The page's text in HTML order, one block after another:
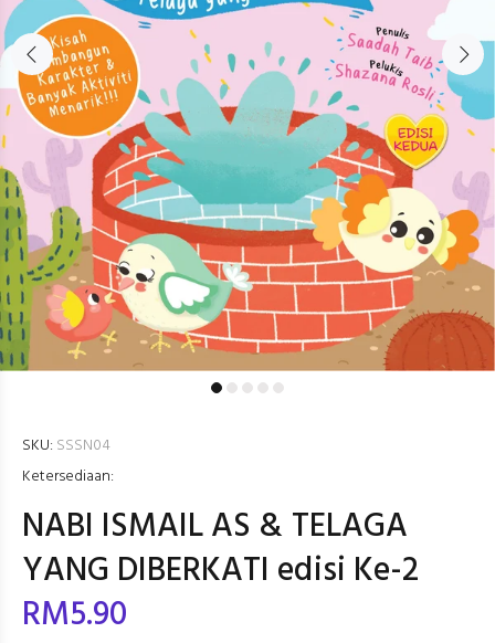
SKU: SSSN04
Ketersediaan:
NABI ISMAIL AS & TELAGA
YANG DIBERKATI edisi Ke-2
RM5.90